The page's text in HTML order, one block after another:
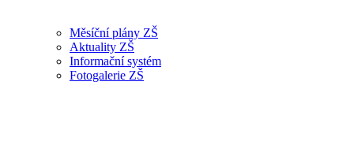
Měsíční plány ZŠ
Aktuality ZŠ
Informační systém
Fotogalerie ZŠ